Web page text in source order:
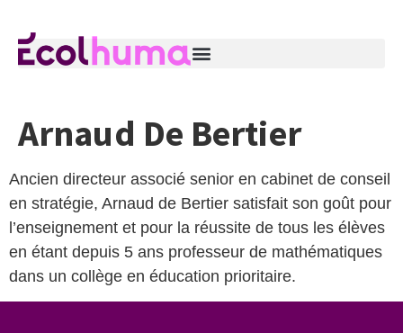
Arnaud De Bertier
Ancien directeur associé senior en cabinet de conseil
en stratégie, Arnaud de Bertier satisfait son goût pour
l’enseignement et pour la réussite de tous les élèves
en étant depuis 5 ans professeur de mathématiques
dans un collège en éducation prioritaire.